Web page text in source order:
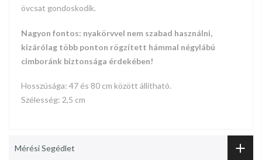
övcsat gondoskodik.
Nagyon fontos: nyakörvvel nem szabad használni,
kizárólag több ponton rögzített hámmal négylábú
cimboránk biztonsága érdekében!
Hosszúsága: 47 és 80 cm között állítható.
Szélesség: 2,5 cm
Mérési Segédlet